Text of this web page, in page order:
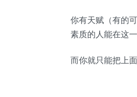
你有天赋（有的
素质的人能在这
而你就只能把上